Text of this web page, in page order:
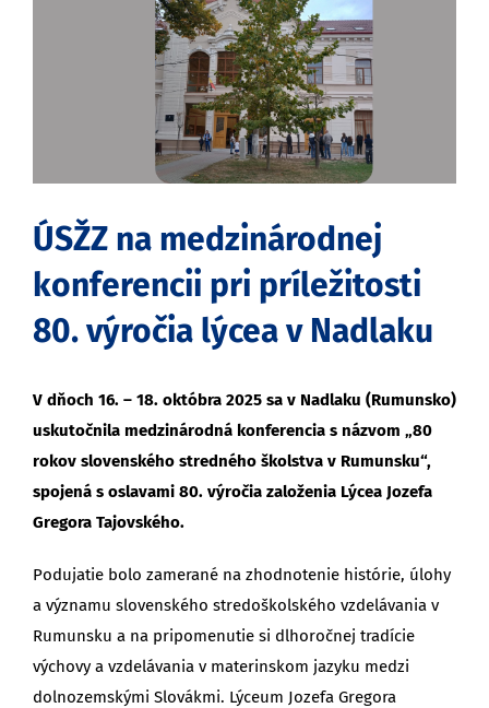
ÚSŽZ na medzinárodnej
konferencii pri príležitosti
80. výročia lýcea v Nadlaku
V dňoch 16. – 18. októbra 2025 sa v Nadlaku (Rumunsko)
uskutočnila medzinárodná konferencia s názvom „80
rokov slovenského stredného školstva v Rumunsku“,
spojená s oslavami 80. výročia založenia Lýcea Jozefa
Gregora Tajovského.
Podujatie bolo zamerané na zhodnotenie histórie, úlohy
a významu slovenského stredoškolského vzdelávania v
Rumunsku a na pripomenutie si dlhoročnej tradície
výchovy a vzdelávania v materinskom jazyku medzi
dolnozemskými Slovákmi. Lýceum Jozefa Gregora